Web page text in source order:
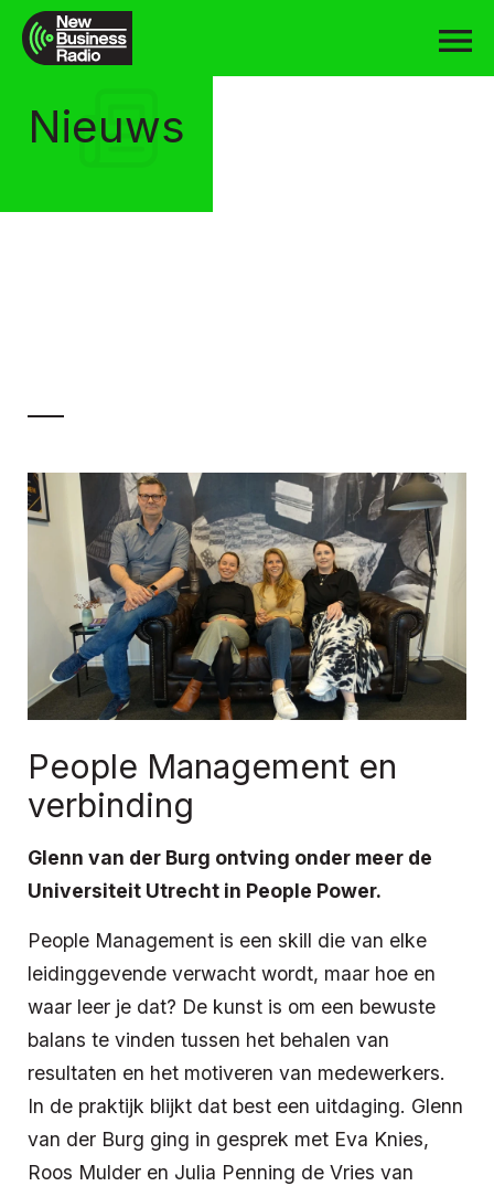
Nieuws
People Management en
verbinding
Glenn van der Burg ontving onder meer de
Universiteit Utrecht in People Power.
People Management is een skill die van elke
leidinggevende verwacht wordt, maar hoe en
waar leer je dat? De kunst is om een bewuste
balans te vinden tussen het behalen van
resultaten en het motiveren van medewerkers.
In de praktijk blijkt dat best een uitdaging. Glenn
van der Burg ging in gesprek met Eva Knies,
Roos Mulder en Julia Penning de Vries van